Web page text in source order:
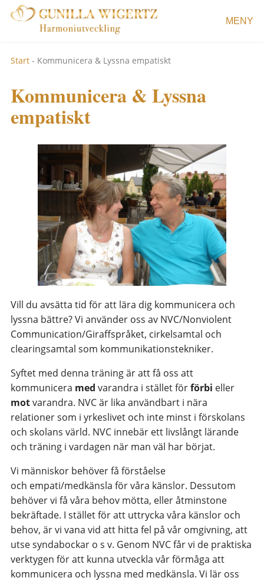
MENY
Start - Kommunicera & Lyssna empatiskt
Kommunicera & Lyssna
empatiskt
Vill du avsätta tid för att lära dig kommunicera och
lyssna bättre? Vi använder oss av NVC/Nonviolent
Communication/Giraffspråket, cirkelsamtal och
clearingsamtal som kommunikationstekniker.
Syftet med denna träning är att få oss att
kommunicera med varandra i stället förförbi eller
motvarandra. NVC är lika användbart i nära
relationer som i yrkeslivet och inte minst i förskolans
och skolans värld. NVC innebär ett livslångt lärande
och träning i vardagen när man väl har börjat.
Vi människor behöver få förståelse
och empati/medkänsla för våra känslor. Dessutom
behöver vi få våra behov mötta, eller åtminstone
bekräftade. I stället för att uttrycka våra känslor och
behov, är vi vana vid att hitta fel på vår omgivning, att
utse syndabockar o s v. Genom NVC får vi de praktiska
verktygen för att kunna utveckla vår förmåga att
kommunicera och lyssna med medkänsla. Vi lär oss